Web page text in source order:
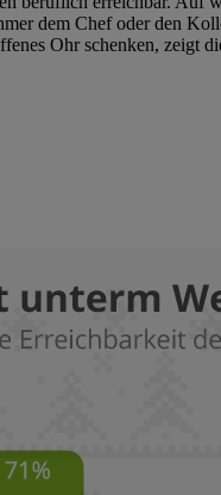
dem Chef oder den
Ohr schenken, zeigt